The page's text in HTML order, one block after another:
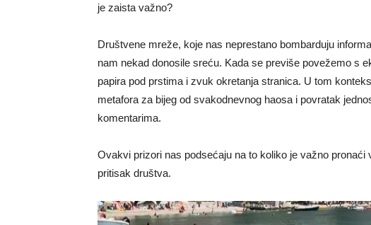
je zaista važno?
Društvene mreže, koje nas neprestano bombarduju
nam nekad donosile sreću. Kada se previše povežemo s
papira pod prstima i zvuk okretanja stranica. U tom
metafora za bijeg od svakodnevnog haosa i povratak
komentarima.
Ovakvi prizori nas podsećaju na to koliko je važno
pritisak društva.